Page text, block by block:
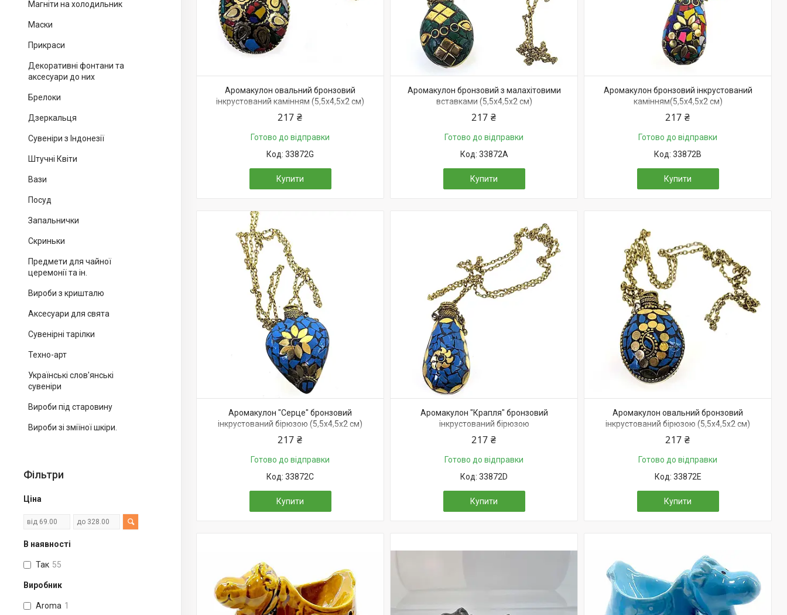
Магніти на холодильник
Маски
Прикраси
Декоративні фонтани та
аксесуари до них
Брелоки
Дзеркальця
Сувеніри з Індонезії
Штучні Квіти
Вази
Посуд
Запальнички
Скриньки
Предмети для чайної
церемонії та ін.
Вироби з кришталю
Аксесуари для свята
Сувенірні тарілки
Техно-арт
Українські слов'янські
сувеніри
Вироби під старовину
Вироби зі зміїної шкіри.
Фільтри
Ціна
В наявності
Так 55
Виробник
Aroma 1
Аромакулон овальний бронзовий
інкрустований камінням (5,5х4,5х2 см)
217 ₴
Готово до відправки
33872G
Купити
Аромакулон бронзовий з малахітовими
вставками (5,5х4,5х2 см)
217 ₴
Готово до відправки
33872A
Купити
Аромакулон бронзовий інкрустований
камінням(5,5х4,5х2 см)
217 ₴
Готово до відправки
33872B
Купити
Аромакулон "Серце" бронзовий
інкрустований бірюзою (5,5х4,5х2 см)
217 ₴
Готово до відправки
33872C
Купити
Аромакулон "Крапля" бронзовий
інкрустований бірюзою
217 ₴
Готово до відправки
33872D
Купити
Аромакулон овальний бронзовий
інкрустований бірюзою (5,5х4,5х2 см)
217 ₴
Готово до відправки
33872E
Купити